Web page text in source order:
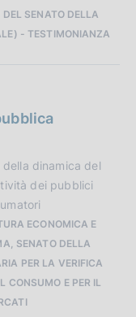
SENATO DELLA
- TESTIMONIANZA
dinamica del
dei pubblici
ECONOMICA E
SENATO DELLA
PER LA VERIFICA
CONSUMO E PER IL